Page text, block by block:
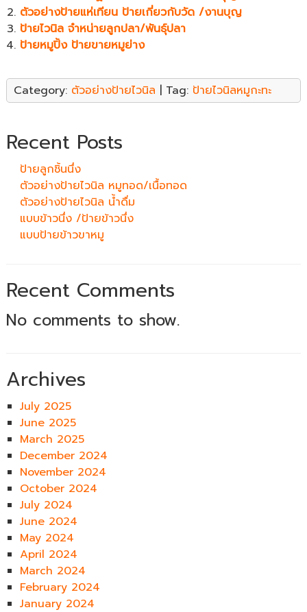
ตัวอย่างป้ายแห่เทียน ป้ายเกี่ยวกับวัด /งานบุญ
ป้ายไวนิล จำหน่ายลูกปลา/พันธุ์ปลา
ป้ายหมูปิ้ง ป้ายขายหมูย่าง
Category: ตัวอย่างป้ายไวนิล | Tag: ป้ายไวนิลหมูกะทะ
Recent Posts
ป้ายลูกชิ้นนึ่ง
ตัวอย่างป้ายไวนิล หมูทอด/เนื้อทอด
ตัวอย่างป้ายไวนิล น้ำดื่ม
แบบข้าวนึ่ง /ป้ายข้าวนึ่ง
แบบป้ายข้าวขาหมู
Recent Comments
No comments to show.
Archives
July 2025
June 2025
March 2025
December 2024
November 2024
October 2024
July 2024
June 2024
May 2024
April 2024
March 2024
February 2024
January 2024